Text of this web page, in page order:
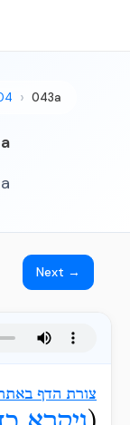
043a
Next →
צורת הדף